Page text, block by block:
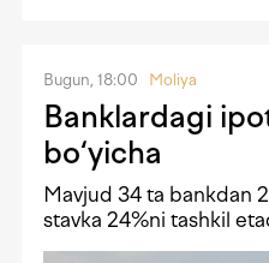
Bugun, 18:00 Moliya
Banklardagi
bo‘yicha
Mavjud 34 ta bankdan
stavka 24%ni tashkil